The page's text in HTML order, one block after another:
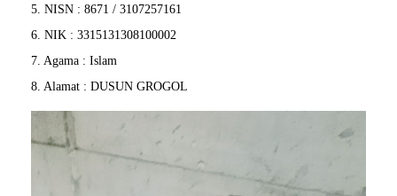
5. NISN : 8671 / 3107257161
6. NIK : 3315131308100002
7. Agama : Islam
8. Alamat : DUSUN GROGOL